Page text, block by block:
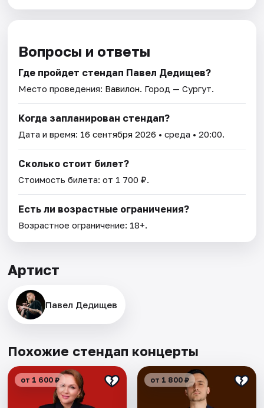
Вопросы и ответы
Где пройдет стендап Павел Дедищев?
Место проведения: Вавилон. Город — Сургут.
Когда запланирован стендап?
Дата и время: 16 сентября 2026 • среда • 20:00.
Сколько стоит билет?
Стоимость билета: от 1 700 ₽.
Есть ли возрастные ограничения?
Возрастное ограничение: 18+.
Артист
Павел Дедищев
Похожие стендап концерты
от 1 600 ₽ от 1 800 ₽